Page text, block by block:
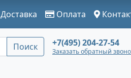
Доставка Оплата
Поиск +7(495) 204-27-54
Заказать обратный